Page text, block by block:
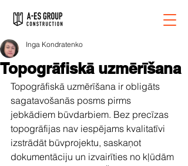
Topogrāfiskā uzmērīšana
Inga Kondratenko
Topogrāfiskā uzmērīšana ir obligāts
sagatavošanās posms pirms
jebkādiem būvdarbiem. Bez precīzas
topogrāfijas nav iespējams kvalitatīvi
izstrādāt būvprojektu, saskaņot
dokumentāciju un izvairīties no kļūdām